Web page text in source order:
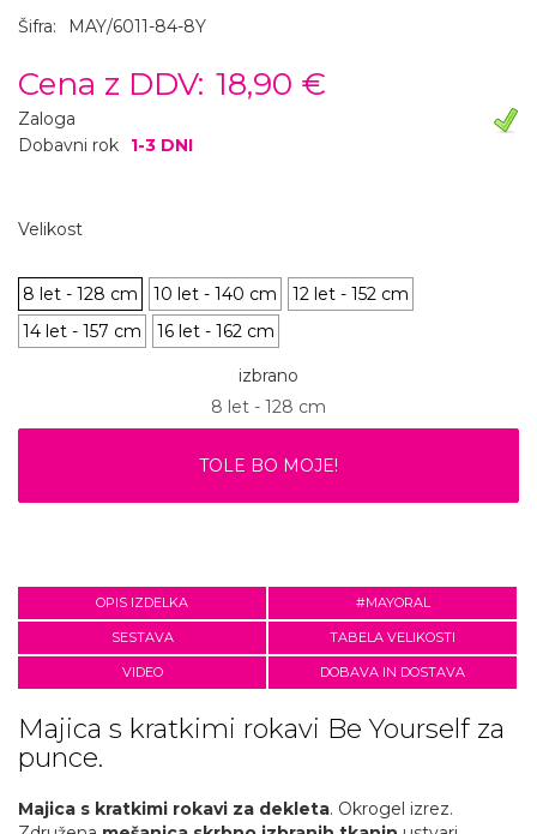
Šifra: MAY/6011-84-8Y
Cena z DDV: 18,90 €
Zaloga
Dobavni rok
1-3 DNI
Velikost
8 let - 128 cm 10 let - 140 cm
12 let - 152 cm
14 let - 157 cm
16 let - 162 cm
izbrano
8 let - 128 cm
TOLE BO MOJE!
OPIS IZDELKA #MAYORAL
SESTAVA TABELA VELIKOSTI
VIDEO DOBAVA IN DOSTAVA
Majica s kratkimi rokavi Be Yourself za
punce.
Majica s kratkimi rokavi za dekleta. Okrogel izrez.